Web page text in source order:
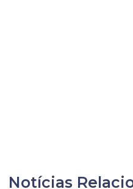
Notícias